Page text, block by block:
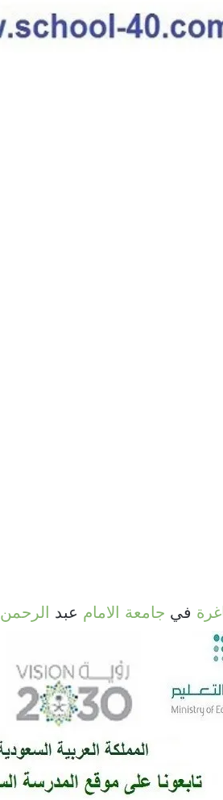
في جامعة الامام عبد الرحمن